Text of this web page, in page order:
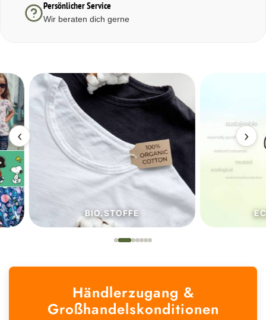
Persönlicher Service
Wir beraten dich gerne
‹
BIO.STOFFE
›
Händlerzugang &
Großhandelskonditionen